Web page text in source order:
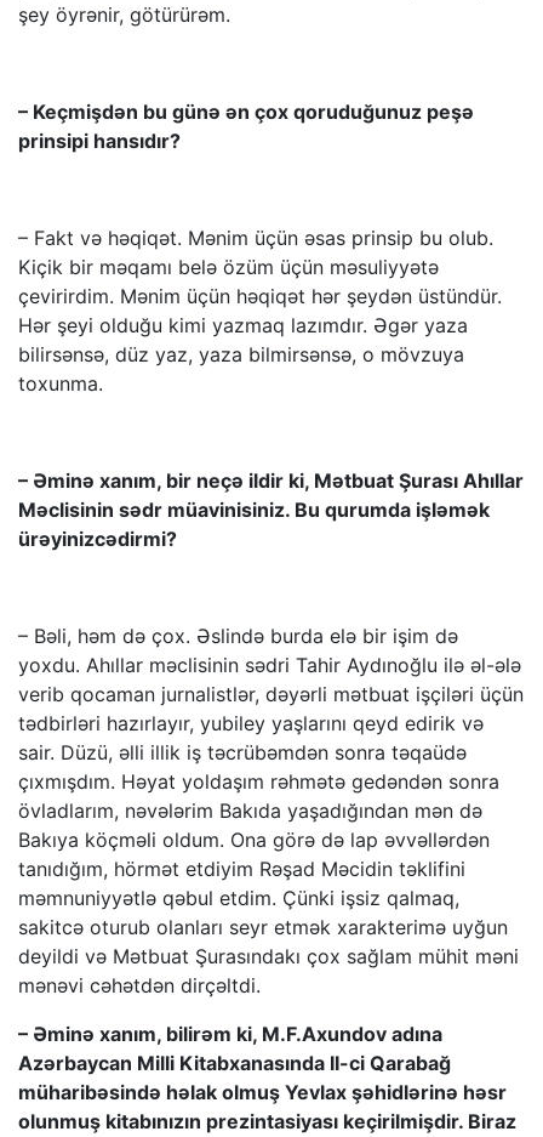
şey öyrənir, götürürəm.
– Keçmişdən bu günə ən çox qoruduğunuz peşə
prinsipi hansıdır?
– Fakt və həqiqət. Mənim üçün əsas prinsip bu olub.
Kiçik bir məqamı belə özüm üçün məsuliyyətə
çevirirdim. Mənim üçün həqiqət hər şeydən üstündür.
Hər şeyi olduğu kimi yazmaq lazımdır. Əgər yaza
bilirsənsə, düz yaz, yaza bilmirsənsə, o mövzuya
toxunma.
– Əminə xanım, bir neçə ildir ki, Mətbuat Şurası Ahıllar
Məclisinin sədr müavinisiniz. Bu qurumda işləmək
ürəyinizcədirmi?
– Bəli, həm də çox. Əslində burda elə bir işim də
yoxdu. Ahıllar məclisinin sədri Tahir Aydınoğlu ilə əl-ələ
verib qocaman jurnalistlər, dəyərli mətbuat işçiləri üçün
tədbirləri hazırlayır, yubiley yaşlarını qeyd edirik və
sair. Düzü, əlli illik iş təcrübəmdən sonra təqaüdə
çıxmışdım. Həyat yoldaşım rəhmətə gedəndən sonra
övladlarım, nəvələrim Bakıda yaşadığından mən də
Bakıya köçməli oldum. Ona görə də lap əvvəllərdən
tanıdığım, hörmət etdiyim Rəşad Məcidin təklifini
məmnuniyyətlə qəbul etdim. Çünki işsiz qalmaq,
sakitcə oturub olanları seyr etmək xarakterimə uyğun
deyildi və Mətbuat Şurasındakı çox sağlam mühit məni
mənəvi cəhətdən dirçəltdi.
– Əminə xanım, bilirəm ki, M.F.Axundov adına
Azərbaycan Milli Kitabxanasında II-ci Qarabağ
müharibəsində həlak olmuş Yevlax şəhidlərinə həsr
olunmuş kitabınızın prezintasiyası keçirilmişdir. Biraz